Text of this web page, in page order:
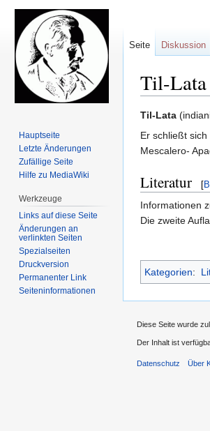
Til-Lata
Zur
Navigation
springen
Zur
Suche
springen
Til-Lata
Er schließt
Mescalero-
Literatur [
Informationen
Die zweite
Kategorien:
Seite Diskussion
Hauptseite
Letzte Änderungen
Zufällige Seite
Hilfe zu MediaWiki
Werkzeuge
Links auf diese Seite
Änderungen an
verlinkten Seiten
Spezialseiten
Druckversion
Permanenter Link
Seiten­informationen
Diese Seite wurde
Der Inhalt ist
Datenschutz Über